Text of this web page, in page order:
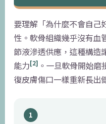
要理解「為什麼不會自己
性。軟骨組織幾乎沒有血
節液滲透供應，這種構造
能力[2] 。一旦軟骨開始
復皮膚傷口一樣重新長出
1